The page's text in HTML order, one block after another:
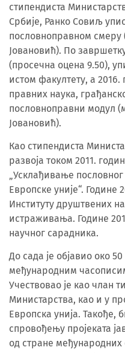
стипендиста
Србије, Ранко Совиљ
пословноправном
Јовановић). По
(просечна оцена 9.50),
истом факултету, а
правних наука,
пословноправни модул
Јовановић).
Као стипендиста
развоја током 2011.
„Усклађивање
Европске уније“.
Институту друштвених
истраживања. Године
научног сарадника.
До сада је објавио око
међународним
Учествовао је као члан
Министарства, као и у
Европска унија. Такође,
спровођењу пројеката
од стране